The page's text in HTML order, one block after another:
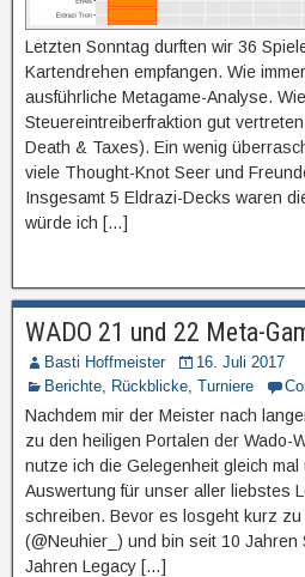
Letzten Sonntag durften wir 36
Kartendrehen empfangen. Wie
ausführliche Metagame-Analyse.
Steuereintreiberfraktion gut
Death & Taxes). Ein wenig
viele Thought-Knot Seer und
Insgesamt 5 Eldrazi-Decks waren
würde ich […]
WADO 21 und 22 Meta-
Basti Hoffmeister
16. Juli 2017
Berichte
Rückblicke Turniere
Nachdem mir der Meister nach
zu den heiligen Portalen der Wado-
nutze ich die Gelegenheit gleich mal
Auswertung für unser aller liebstes
schreiben. Bevor es losgeht kurz
(@Neuhier_) und bin seit 10 Jahren
Jahren Legacy […]